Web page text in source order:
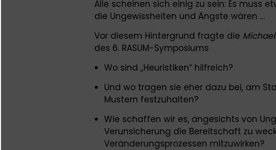
Alle scheinen sich einig zu sein: Es muss
die Ungewissheiten und Ängste wären …
Vor diesem Hintergrund fragte die
des 6. RASUM-Symposiums
Wo sind „Heuristiken“ hilfreich?
Und wo tragen sie eher dazu bei, am
Mustern festzuhalten?
Wie schaffen wir es, angesichts von
Verunsicherung die Bereitschaft zu
Veränderungsprozessen mitzuwirken?